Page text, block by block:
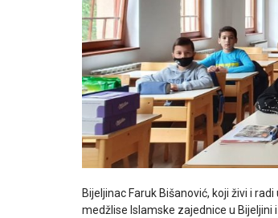
Bijeljinac Faruk Bišanović, koji živi i
medžlise Islamske zajednice u